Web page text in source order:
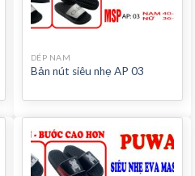
DÉP NAM
Bản nút siêu nhẹ AP 03